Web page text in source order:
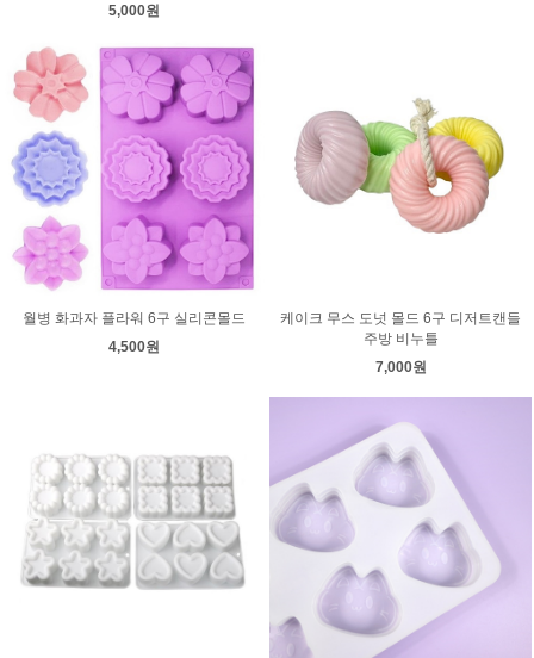
5,000원
월병 화과자 플라워 6구 실리콘몰드
4,500원
케이크 무스 도넛 몰드 6구 디저트캔들
주방 비누틀
7,000원